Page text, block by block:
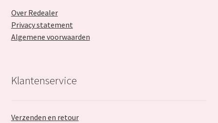
Over Redealer
Privacy statement
Algemene voorwaarden
Klantenservice
Verzenden en retour